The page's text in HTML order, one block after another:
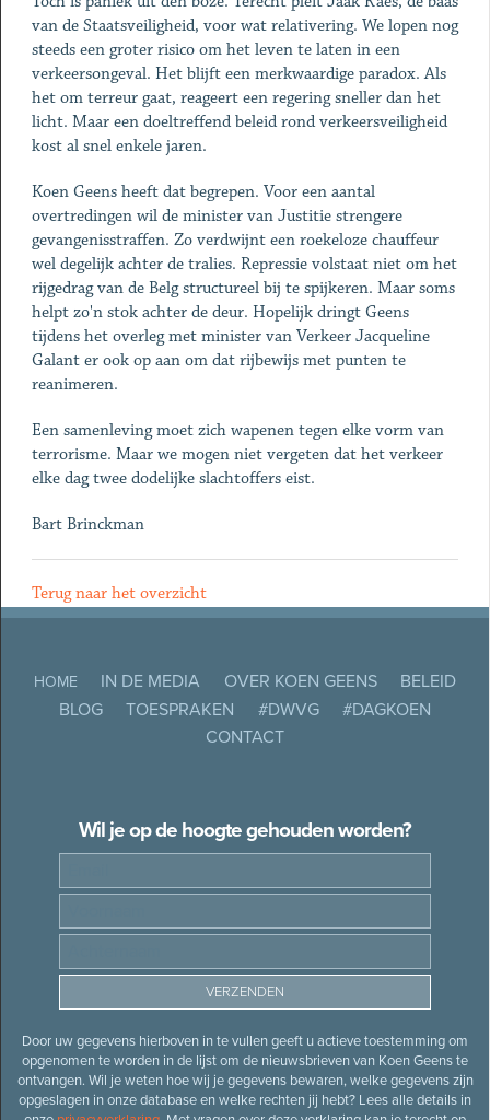
van de Staatsveiligheid, voor wat relativering. We lopen nog
steeds een groter risico om het leven te laten in een
verkeersongeval. Het blijft een merkwaardige paradox. Als
het om terreur gaat, reageert een regering sneller dan het
licht. Maar een doeltreffend beleid rond verkeersveiligheid
kost al snel enkele jaren.
Koen Geens heeft dat begrepen. Voor een aantal
overtredingen wil de minister van Justitie strengere
gevangenisstraffen. Zo verdwijnt een roekeloze chauffeur
wel degelijk achter de tralies. Repressie volstaat niet om het
rijgedrag van de Belg structureel bij te spijkeren. Maar soms
helpt zo'n stok achter de deur. Hopelijk dringt Geens
tijdens het overleg met minister van Verkeer Jacqueline
Galant er ook op aan om dat rijbewijs met punten te
reanimeren.
Een samenleving moet zich wapenen tegen elke vorm van
terrorisme. Maar we mogen niet vergeten dat het verkeer
elke dag twee dodelijke slachtoffers eist.
Bart Brinckman
Terug naar het overzicht
HOME IN DE MEDIA OVER KOEN GEENS
BELEID
BLOG
TOESPRAKEN #DWVG
#DAGKOEN
CONTACT
Wil je op de hoogte gehouden worden?
Door uw gegevens hierboven in te vullen geeft u actieve toestemming om
opgenomen te worden in de lijst om de nieuwsbrieven van Koen Geens te
ontvangen. Wil je weten hoe wij je gegevens bewaren, welke gegevens zijn
opgeslagen in onze database en welke rechten jij hebt? Lees alle details in